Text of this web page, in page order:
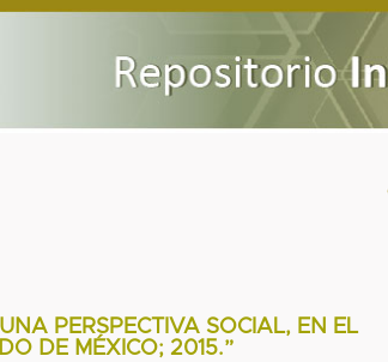
PERSPECTIVA SOCIAL, EN EL
DE MÉXICO; 2015.”